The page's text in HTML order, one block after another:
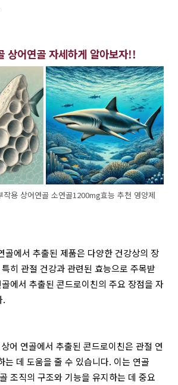
상어연골 자세하게 알아보자!!
작용 상어연골 소연골1200mg효능 추천 영양제
골에서 추출된 제품은 다양한 건강상의 장
히 관절 건강과 관련된 효능으로 주목받
에서 추출된 콘드로이친의 주요 장점을 자
.
어 연골에서 추출된 콘드로이친은 관절 연
는 데 도움을 줄 수 있습니다. 이는 연골
조직의 구조와 기능을 유지하는 데 중요